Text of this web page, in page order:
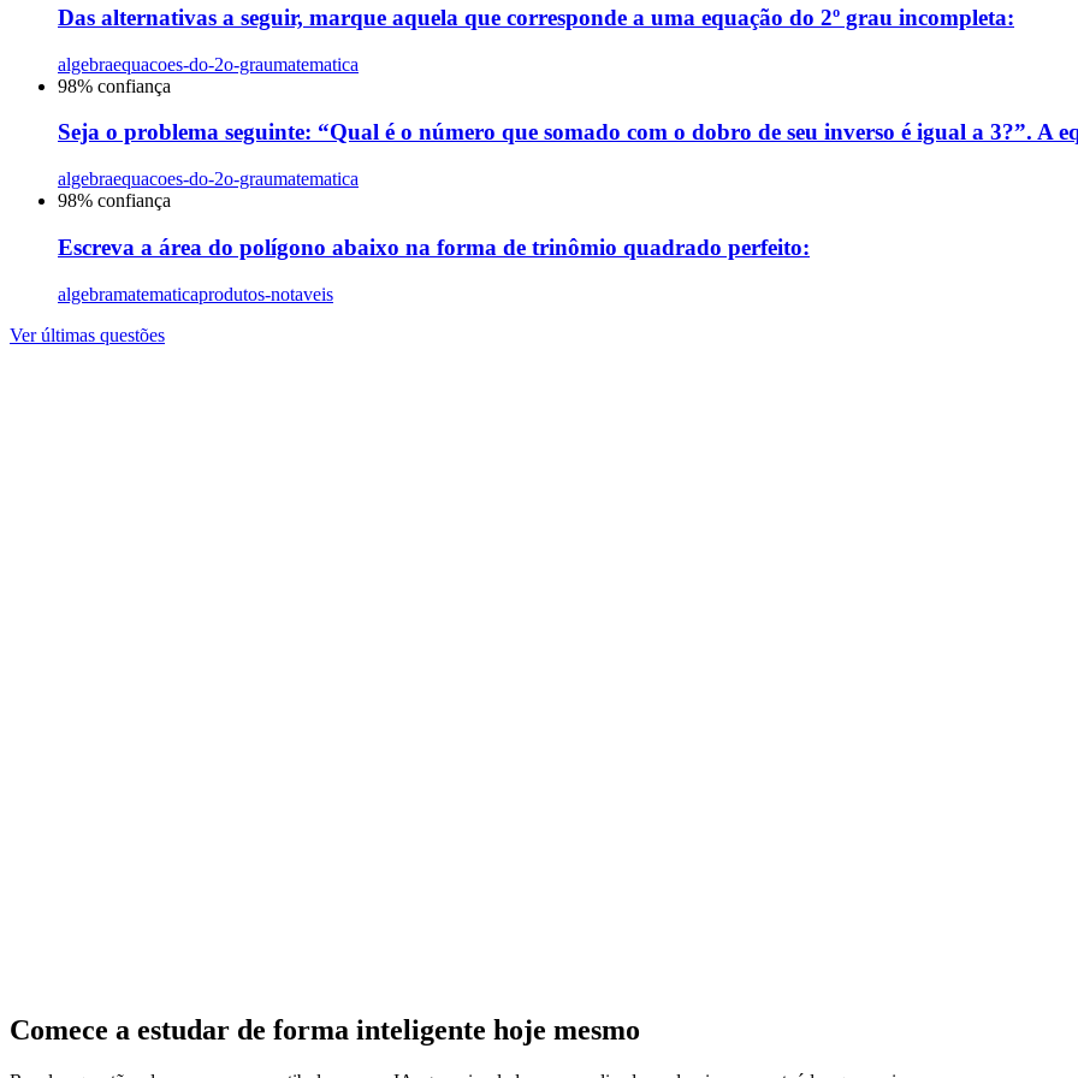
Das alternativas a seguir, marque aquela que corresponde a uma equação do 2º grau incompleta:
algebraequacoes-do-2o-graumatematica
98% confiança
Seja o problema seguinte: “Qual é o número que somado com o dobro de seu inverso é igual a 3?”. A
algebraequacoes-do-2o-graumatematica
98% confiança
Escreva a área do polígono abaixo na forma de trinômio quadrado perfeito:
algebramatematicaprodutos-notaveis
Ver últimas questões
Comece a estudar de forma inteligente hoje mesmo